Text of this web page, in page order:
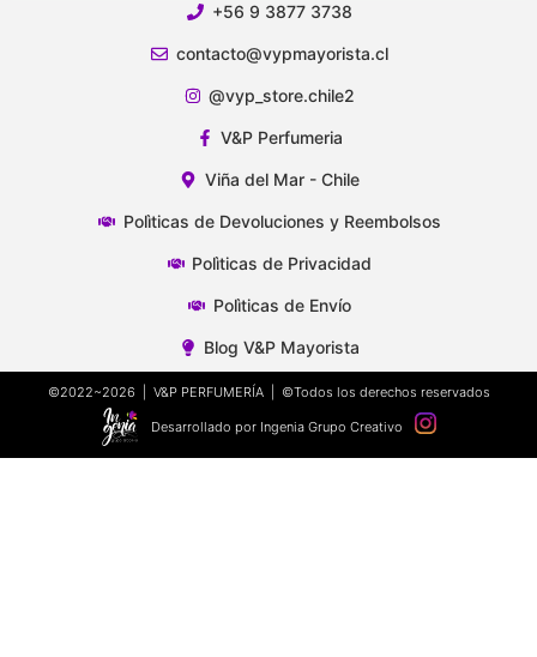
+56 9 3877 3738
contacto@vypmayorista.cl
@vyp_store.chile2
V&P Perfumeria
Viña del Mar - Chile
Polìticas de Devoluciones y Reembolsos
Polìticas de Privacidad
Polìticas de Envío
Blog V&P Mayorista
©2022~2026 | V&P PERFUMERÍA | ©Todos los derechos reservados
Desarrollado por Ingenia Grupo Creativo